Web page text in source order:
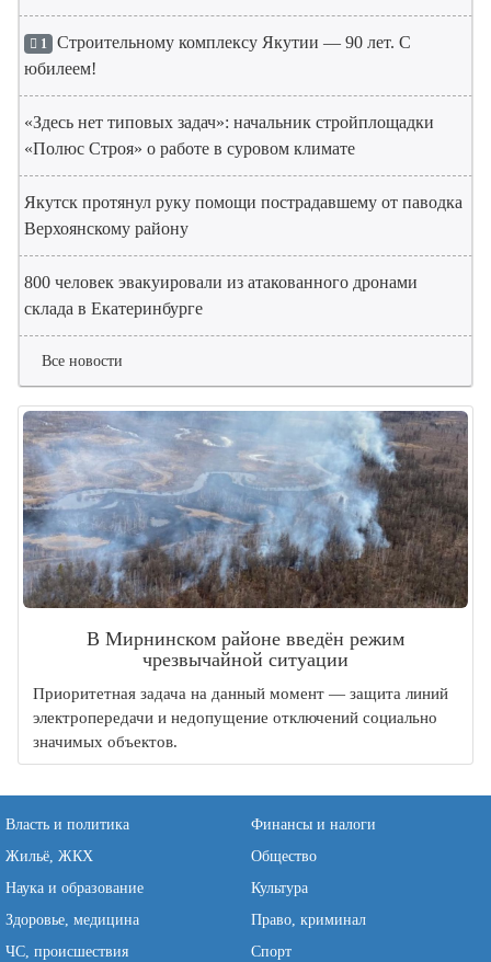
1 Строительному комплексу Якутии — 90 лет. С
юбилеем!
«Здесь нет типовых задач»: начальник стройплощадки
«Полюс Строя» о работе в суровом климате
Якутск протянул руку помощи пострадавшему от паводка
Верхоянскому району
800 человек эвакуировали из атакованного дронами
склада в Екатеринбурге
Все новости
В Мирнинском районе введён режим
чрезвычайной ситуации
Приоритетная задача на данный момент — защита линий
электропередачи и недопущение отключений социально
значимых объектов.
Власть и политика
Финансы и налоги
Жильё, ЖКХ
Общество
Наука и образование
Культура
Здоровье, медицина
Право, криминал
ЧС, происшествия
Спорт